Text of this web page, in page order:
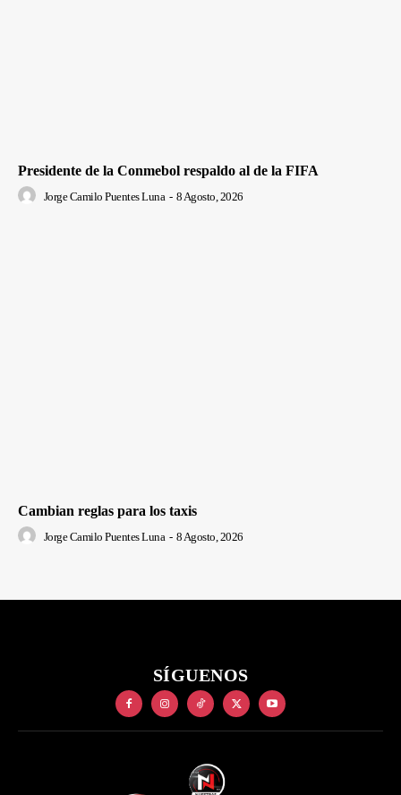
Presidente de la Conmebol respaldo al de la FIFA
Jorge Camilo Puentes Luna - 8 Agosto, 2026
Cambian reglas para los taxis
Jorge Camilo Puentes Luna - 8 Agosto, 2026
SÍGUENOS